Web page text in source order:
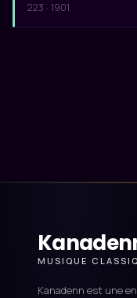
223 · 1901
MUSIQUE
Kanadenn est une